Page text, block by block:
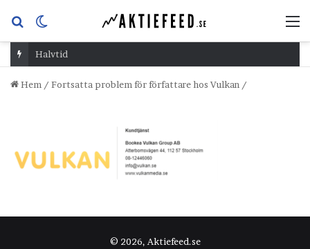
Sök
efterskin
Halvtid
Hem / Fortsatta problem för författare hos Vulkan /
© 2026, Aktiefeed.se